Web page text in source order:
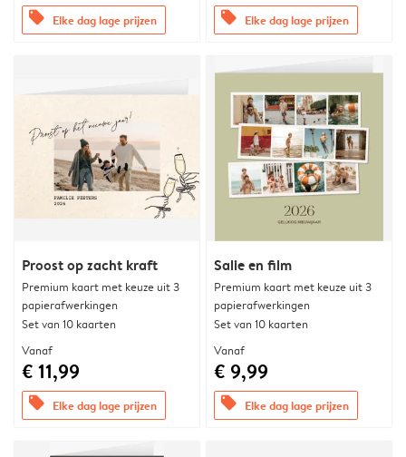
offers Elke dag lage prijzen offers Elke dag lage prijzen
Proost op zacht kraft
Premium kaart met keuze uit 3
papierafwerkingen
Set van 10 kaarten
Vanaf
€ 11,99
offers Elke dag lage prijzen
Salie en film
Premium kaart met keuze uit 3
papierafwerkingen
Set van 10 kaarten
Vanaf
€ 9,99
offers Elke dag lage prijzen